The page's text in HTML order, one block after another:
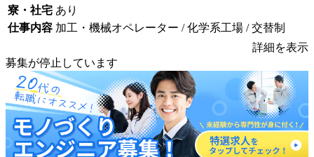
寮・社宅 あり
仕事内容 加工・機械オペレーター / 化学系工場 / 交替制
詳細を表示
募集が停止しています